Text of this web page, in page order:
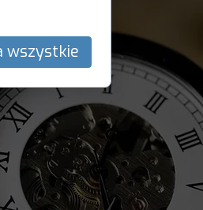
wszystkie